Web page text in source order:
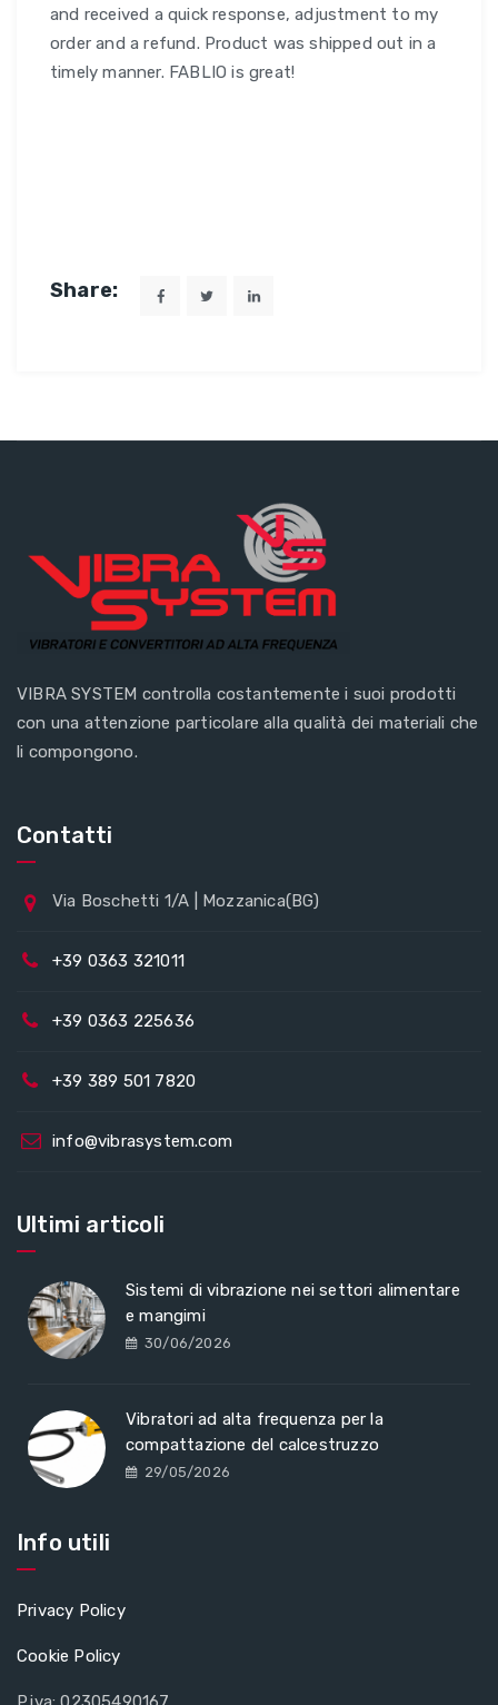
and received a quick response, adjustment to my
order and a refund. Product was shipped out in a
timely manner. FABLIO is great!
Share:
VIBRA SYSTEM controlla costantemente i suoi prodotti
con una attenzione particolare alla qualità dei materiali che
li compongono.
Contatti
Via Boschetti 1/A | Mozzanica(BG)
+39 0363 321011
+39 0363 225636
+39 389 501 7820
info@vibrasystem.com
Ultimi articoli
Sistemi di vibrazione nei settori alimentare
e mangimi
30/06/2026
Vibratori ad alta frequenza per la
compattazione del calcestruzzo
29/05/2026
Info utili
Privacy Policy
Cookie Policy